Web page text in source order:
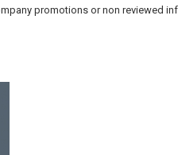
promotions or non reviewed